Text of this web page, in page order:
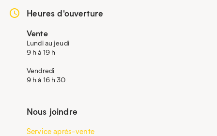
Heures d'ouverture
Vente
Lundi au jeudi
9 h à 19 h
Vendredi
9 h à 16 h 30
Nous joindre
Service après-vente